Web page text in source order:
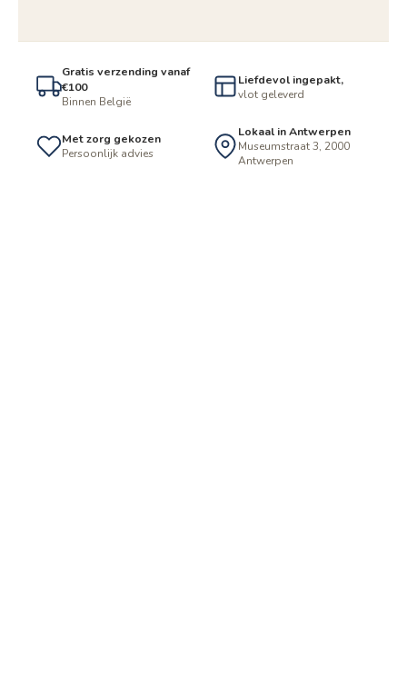
Gratis verzending vanaf
€100
Binnen België
Liefdevol ingepakt,
vlot geleverd
Met zorg gekozen
Persoonlijk advies
Lokaal in Antwerpen
Museumstraat 3, 2000
Antwerpen